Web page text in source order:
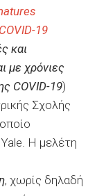
19
και
με χρόνιες
COVID-19)
Σχολής
Η μελέτη
, χωρίς δηλαδή